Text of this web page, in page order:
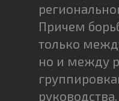
Причем
только
но и между